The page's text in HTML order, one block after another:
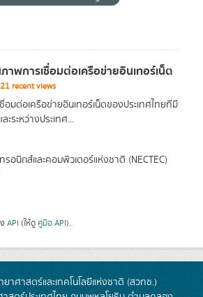
าพการเชื่อมต่อเครือข่ายอินเทอร์เน็ต
21 recent views
อมต่อเครือข่ายอินเทอร์เน็ตของประเทศไทยที่มี
ระหว่างประเทศ...
รอนิกส์และคอมพิวเตอร์แห่งชาติ (NECTEC)
API (ให้ดู คู่มือ API).
ศาสตร์และเทคโนโลยีแห่งชาติ (สวทช.)